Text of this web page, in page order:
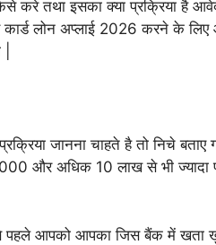
करे तथा इसका क्या प्रक्रिया है
कार्ड लोन अप्लाई 2026 करने के
जानना चाहते है तो निचे बताए
और अधिक 10 लाख से भी ज्यादा
पहले आपको आपका जिस बैंक में खता